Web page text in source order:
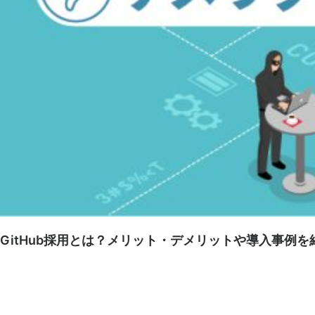
GitHub採用とは？メリット・デメリットや導入事例を